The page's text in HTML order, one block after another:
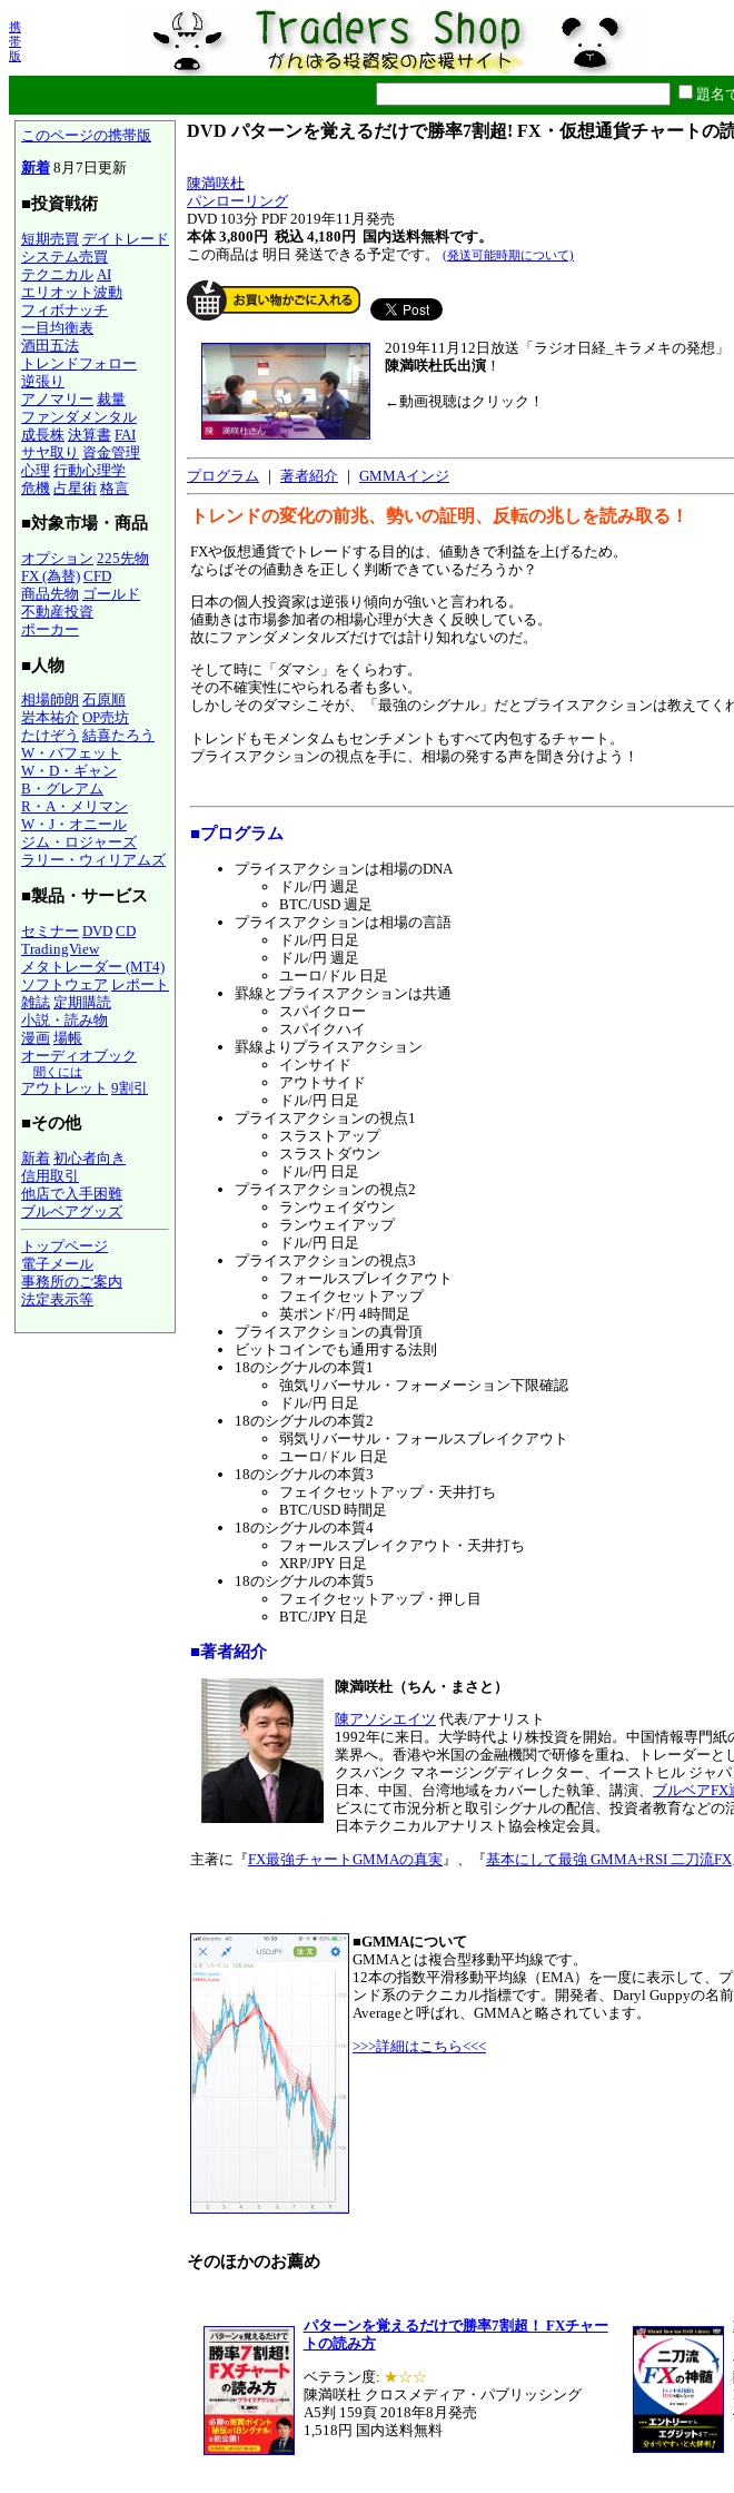
携
帯
版
題名
このページの携帯版
新着 8月7日更新
■投資戦術
短期売買 デイトレード
システム売買
テクニカル AI
エリオット波動
フィボナッチ
一目均衡表
酒田五法
トレンドフォロー
逆張り
アノマリー 裁量
ファンダメンタル
成長株 決算書 FAI
サヤ取り 資金管理
心理 行動心理学
危機 占星術 格言
■対象市場・商品
オプション 225先物
FX (為替) CFD
商品先物 ゴールド
不動産投資
ポーカー
■人物
相場師朗 石原順
岩本祐介 OP売坊
たけぞう 結喜たろう
W・バフェット
W・D・ギャン
B・グレアム
R・A・メリマン
W・J・オニール
ジム・ロジャーズ
ラリー・ウィリアムズ
■製品・サービス
セミナー DVD CD
TradingView
メタトレーダー (MT4)
ソフトウェア レポート
雑誌 定期購読
小説・読み物
漫画 場帳
オーディオブック
聞くには
アウトレット 9割引
■その他
新着 初心者向き
信用取引
他店で入手困難
ブルベアグッズ
トップページ
電子メール
事務所のご案内
法定表示等
DVD パターンを覚えるだけで勝率7割超! FX・仮想通貨チャートの
陳満咲杜
パンローリング
DVD 103分 PDF 2019年11月発売
本体 3,800円 税込 4,180円
国内送料無料です。
この商品は 明日 発送できる予定です。
(発送可能時期について)
2019年11月12日放送「ラジオ日経_キラメキの発想」
陳満咲杜氏出演 ！
←動画視聴はクリック！
プログラム ｜ 著者紹介 ｜ GMMAインジ
トレンドの変化の前兆、勢いの証明、反転の兆しを読み取る！
FXや仮想通貨でトレードする目的は、値動きで利益を上げるため。
ならばその値動きを正しく判断できているだろうか？
日本の個人投資家は逆張り傾向が強いと言われる。
値動きは市場参加者の相場心理が大きく反映している。
故にファンダメンタルズだけでは計り知れないのだ。
そして時に「ダマシ」をくらわす。
その不確実性にやられる者も多い。
しかしそのダマシこそが、「最強のシグナル」だとプライスアクションは教えてく
トレンドもモメンタムもセンチメントもすべて内包するチャート。
プライスアクションの視点を手に、相場の発する声を聞き分けよう！
■プログラム
プライスアクションは相場のDNA
ドル/円 週足
BTC/USD 週足
プライスアクションは相場の言語
ドル/円 日足
ドル/円 週足
ユーロ/ドル 日足
罫線とプライスアクションは共通
スパイクロー
スパイクハイ
罫線よりプライスアクション
インサイド
アウトサイド
ドル/円 日足
プライスアクションの視点1
スラストアップ
スラストダウン
ドル/円 日足
プライスアクションの視点2
ランウェイダウン
ランウェイアップ
ドル/円 日足
プライスアクションの視点3
フォールスブレイクアウト
フェイクセットアップ
英ポンド/円 4時間足
プライスアクションの真骨頂
ビットコインでも通用する法則
18のシグナルの本質1
強気リバーサル・フォーメーション下限確認
ドル/円 日足
18のシグナルの本質2
弱気リバーサル・フォールスブレイクアウト
ユーロ/ドル 日足
18のシグナルの本質3
フェイクセットアップ・天井打ち
BTC/USD 時間足
18のシグナルの本質4
フォールスブレイクアウト・天井打ち
XRP/JPY 日足
18のシグナルの本質5
フェイクセットアップ・押し目
BTC/JPY 日足
■著者紹介
陳満咲杜（ちん・まさと）
陳アソシエイツ 代表/アナリスト
1992年に来日。大学時代より株投資を開始。中国情報専門
業界へ。香港や米国の金融機関で研修を重ね、トレーダーと
クスバンク マネージングディレクター、イーストヒル ジャ
日本、中国、台湾地域をカバーした執筆、講演、 ブルベアFX
ビスにて市況分析と取引シグナルの配信、投資者教育などの
日本テクニカルアナリスト協会検定会員。
主著に『FX最強チャートGMMAの真実 』、『基本にして最強 GMMA+RSI 二刀流FX
■GMMAについて
GMMAとは複合型移動平均線です。
12本の指数平滑移動平均線（EMA）を一度に表示して、
ンド系のテクニカル指標です。開発者、Daryl Guppyの名
Averageと呼ばれ、GMMAと略されています。
>>>詳細はこちら<<<
そのほかのお薦め
パターンを覚えるだけで勝率7割超！ FXチャー
トの読み方
ベテラン度: ★☆☆
陳満咲杜 クロスメディア・パブリッシング
A5判 159頁 2018年8月発売
1,518円 国内送料無料